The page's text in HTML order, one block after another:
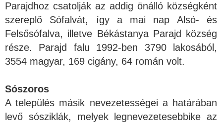
Parajdhoz csatolják az addig önálló községként
szereplő Sófalvát, így a mai nap Alsó- és
Felsősófalva, illetve Békástanya Parajd község
része. Parajd falu 1992-ben 3790 lakosából,
3554 magyar, 169 cigány, 64 román volt.
Sószoros
A település másik nevezetességei a határában
levő sósziklák, melyek legnevezetesebbike az